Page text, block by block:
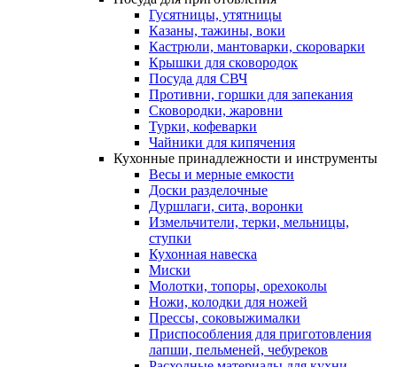
Гусятницы, утятницы
Казаны, тажины, воки
Кастрюли, мантоварки, скороварки
Крышки для сковородок
Посуда для СВЧ
Противни, горшки для запекания
Сковородки, жаровни
Турки, кофеварки
Чайники для кипячения
Кухонные принадлежности и инструменты
Весы и мерные емкости
Доски разделочные
Дуршлаги, сита, воронки
Измельчители, терки, мельницы,
ступки
Кухонная навеска
Миски
Молотки, топоры, орехоколы
Ножи, колодки для ножей
Прессы, соковыжималки
Приспособления для приготовления
лапши, пельменей, чебуреков